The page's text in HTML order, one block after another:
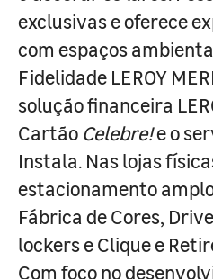
exclusivas e oferece
com espaços
Fidelidade LEROY
solução financeira
Cartão Celebre!e o
Instala. Nas lojas
estacionamento
Fábrica de Cores,
lockers e Clique e
Com foco no